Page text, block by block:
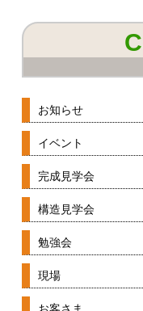
お知らせ
イベント
完成見学会
構造見学会
勉強会
現場